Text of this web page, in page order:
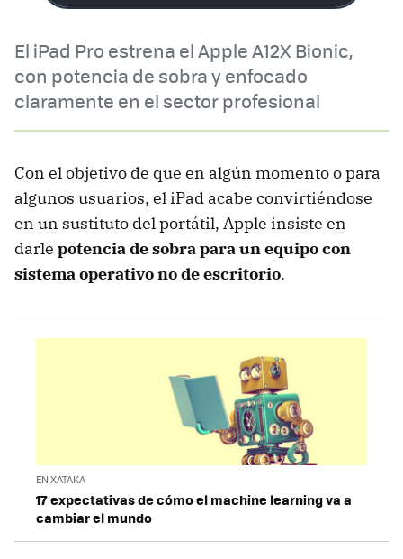
El iPad Pro estrena el Apple A12X Bionic,
con potencia de sobra y enfocado
claramente en el sector profesional
Con el objetivo de que en algún momento o para
algunos usuarios, el iPad acabe convirtiéndose
en un sustituto del portátil, Apple insiste en
darle potencia de sobra para un equipo con
sistema operativo no de escritorio.
EN XATAKA
17 expectativas de cómo el machine learning va a
cambiar el mundo